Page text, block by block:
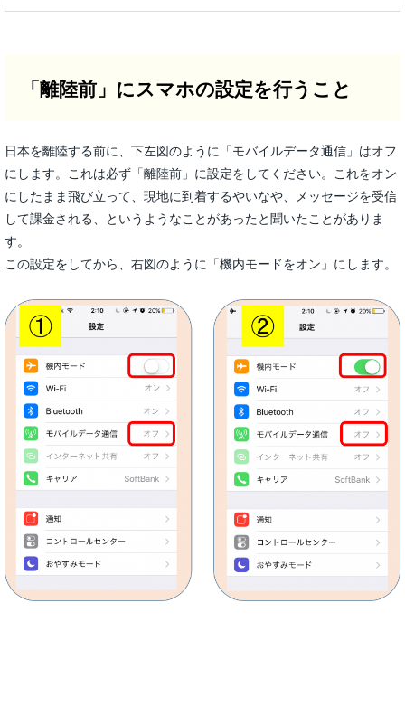
「離陸前」にスマホの設定を行うこと
日本を離陸する前に、下左図のように「モバイルデータ通信」はオフ
にします。これは必ず「離陸前」に設定をしてください。これをオン
にしたまま飛び立って、現地に到着するやいなや、メッセージを受信
して課金される、というようなことがあったと聞いたことがありま
す。
この設定をしてから、右図のように「機内モードをオン」にします。